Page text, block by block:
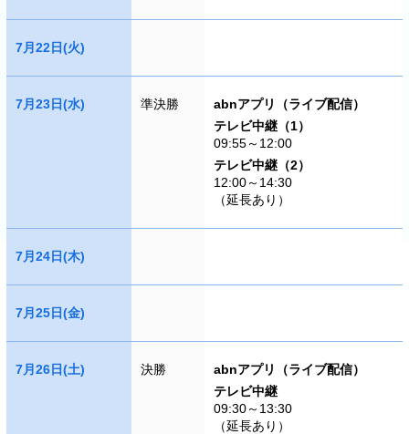
7月22日(火)
7月23日(水) 準決勝
abnアプリ（ライブ配信）
テレビ中継（1）
09:55～12:00
テレビ中継（2）
12:00～14:30
（延長あり）
7月24日(木)
7月25日(金)
7月26日(土) 決勝
abnアプリ（ライブ配信）
テレビ中継
09:30～13:30
（延長あり）